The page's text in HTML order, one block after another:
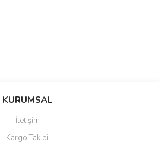
KURUMSAL
İletişim
Kargo Takibi